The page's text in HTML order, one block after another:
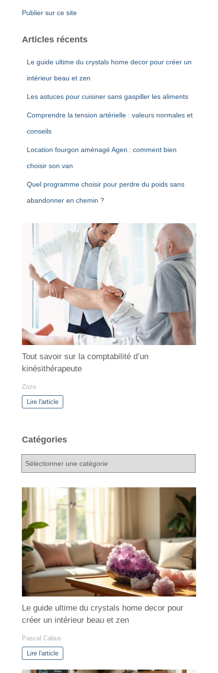
Publier sur ce site
Articles récents
Le guide ultime du crystals home decor pour créer un
intérieur beau et zen
Les astuces pour cuisiner sans gaspiller les aliments
Comprendre la tension artérielle : valeurs normales et
conseils
Location fourgon aménagé Agen : comment bien
choisir son van
Quel programme choisir pour perdre du poids sans
abandonner en chemin ?
Tout savoir sur la comptabilité d’un
kinésithérapeute
Zozo
Lire l'article
Catégories
C
t
o
e
s
Le guide ultime du crystals home decor pour
créer un intérieur beau et zen
Pascal Cabus
Lire l'article